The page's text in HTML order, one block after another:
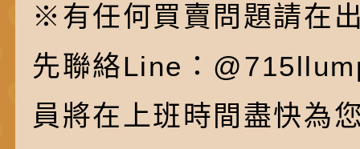
※有任何買賣問題請在
先聯絡Line：
員將在上班時間盡快為